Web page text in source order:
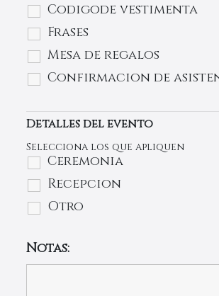
Codigode vestimenta
Frases
Mesa de regalos
Confirmacion de
Detalles del evento
Ceremonia
Recepcion
Otro
Selecciona los que apliquen
Notas: